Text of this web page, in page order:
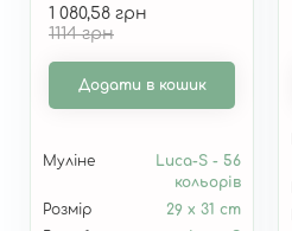
1 080,58 грн
1114 грн
Додати в кошик
Муліне
Luca-S - 56
кольорів
Розмір
29 x 31 cm